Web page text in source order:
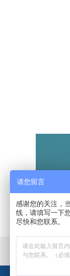
请您留言
感谢您的关注，
线，请填写一下
尽快和您联系。